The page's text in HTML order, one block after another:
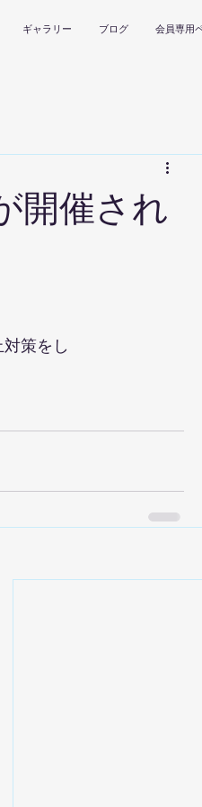
ギャラリー ブログ 会員専用
開催され
策をし